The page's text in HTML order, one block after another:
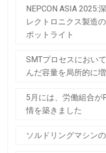
NEPCON ASIA 2025:
レクトロニクス製造
ポットライト
SMTプロセスにおい
んだ容量を局所的に
5月には、労働組合が
情を築きました
ソルドリングマシン